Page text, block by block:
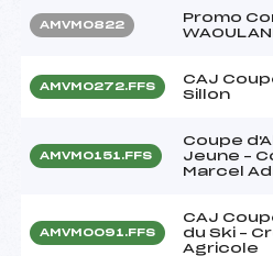
AMVM0822
Promo
AMVM0272.FFS
CAJ
Sillon
AMVM0151.FFS
Coupe
Jeune –
Marcel
AMVM0091.FFS
CAJ
du Ski –
Agricole